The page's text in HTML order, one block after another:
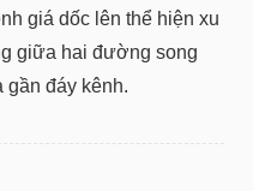
giá dốc lên thể hiện xu
giữa hai đường song
gần đáy kênh.